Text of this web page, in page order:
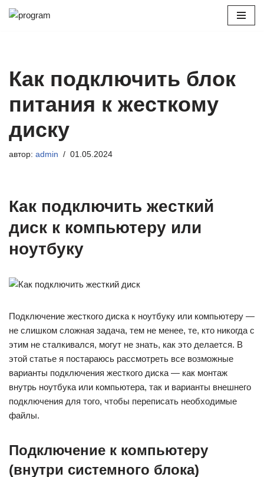
Как подключить блок
питания к жесткому
диску
автор: admin 01.05.2024
Как подключить жесткий
диск к компьютеру или
ноутбуку
Подключение жесткого диска к ноутбуку или компьютеру —
не слишком сложная задача, тем не менее, те, кто никогда с
этим не сталкивался, могут не знать, как это делается. В
этой статье я постараюсь рассмотреть все возможные
варианты подключения жесткого диска — как монтаж
внутрь ноутбука или компьютера, так и варианты внешнего
подключения для того, чтобы переписать необходимые
файлы.
Подключение к компьютеру
(внутри системного блока)